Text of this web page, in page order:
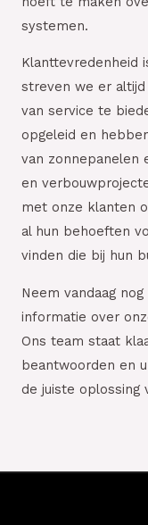
systemen.
Klanttevredenheid
streven we er
van service te
opgeleid en
van zonnepanelen
en
met onze klanten
al hun behoeften
vinden die bij hun
Neem vandaag
informatie over
Ons team staat
beantwoorden en
de juiste oplossing